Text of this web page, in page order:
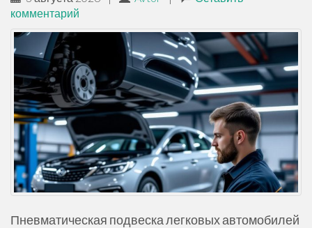
комментарий
Пневматическая подвеска легковых автомобилей